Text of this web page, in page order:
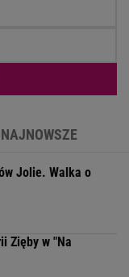
NAJNOWSZE
Jolie. Walka o
Zięby w "Na